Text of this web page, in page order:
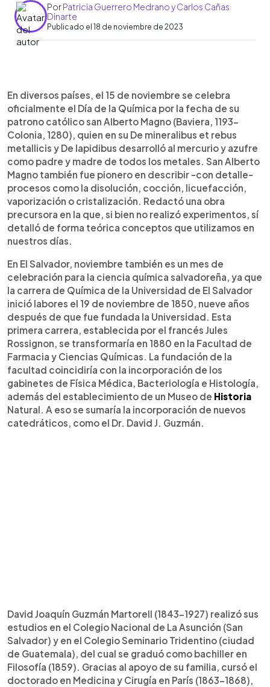
PorPatricia Guerrero Medrano y Carlos Cañas
Dinarte
Publicado el 18 de noviembre de 2023
Escuchar artículo
En diversos países, el 15 de noviembre se celebra
oficialmente el Día de la Química por la fecha de su
patrono católico san Alberto Magno (Baviera, 1193-
Colonia, 1280), quien en su De mineralibus et rebus
metallicis y De lapidibus desarrolló al mercurio y azufre
como padre y madre de todos los metales. San Alberto
Magno también fue pionero en describir -con detalle-
procesos como la disolución, cocción, licuefacción,
vaporización o cristalización. Redactó una obra
precursora en la que, si bien no realizó experimentos, sí
detalló de forma teórica conceptos que utilizamos en
nuestros días.
En El Salvador, noviembre también es un mes de
celebración para la ciencia química salvadoreña, ya que
la carrera de Química de la Universidad de El Salvador
inició labores el 19 de noviembre de 1850, nueve años
después de que fue fundada la Universidad. Esta
primera carrera, establecida por el francés Jules
Rossignon, se transformaría en 1880 en la Facultad de
Farmacia y Ciencias Químicas. La fundación de la
facultad coincidiría con la incorporación de los
gabinetes de Física Médica, Bacteriología e Histología,
además del establecimiento de un Museo de Historia
Natural. A eso se sumaría la incorporación de nuevos
catedráticos, como el Dr. David J. Guzmán.
David Joaquín Guzmán Martorell (1843-1927) realizó sus
estudios en el Colegio Nacional de La Asunción (San
Salvador) y en el Colegio Seminario Tridentino (ciudad
de Guatemala), del cual se graduó como bachiller en
Filosofía (1859). Gracias al apoyo de su familia, cursó el
doctorado en Medicina y Cirugía en París (1863-1868),